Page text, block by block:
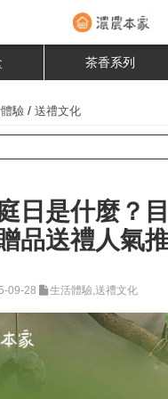
茶香系列
驗 / 送禮文化
日是什麼？
品送禮人氣推
09-28 生活體驗,送禮文化